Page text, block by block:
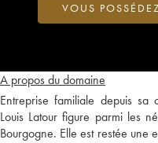
A propos du domaine
Entreprise familiale depuis
Louis Latour figure parmi les
Bourgogne. Elle est restée une
VOUS